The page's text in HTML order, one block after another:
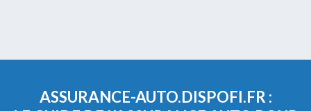
ASSURANCE-AUTO.DISPOFI.FR :